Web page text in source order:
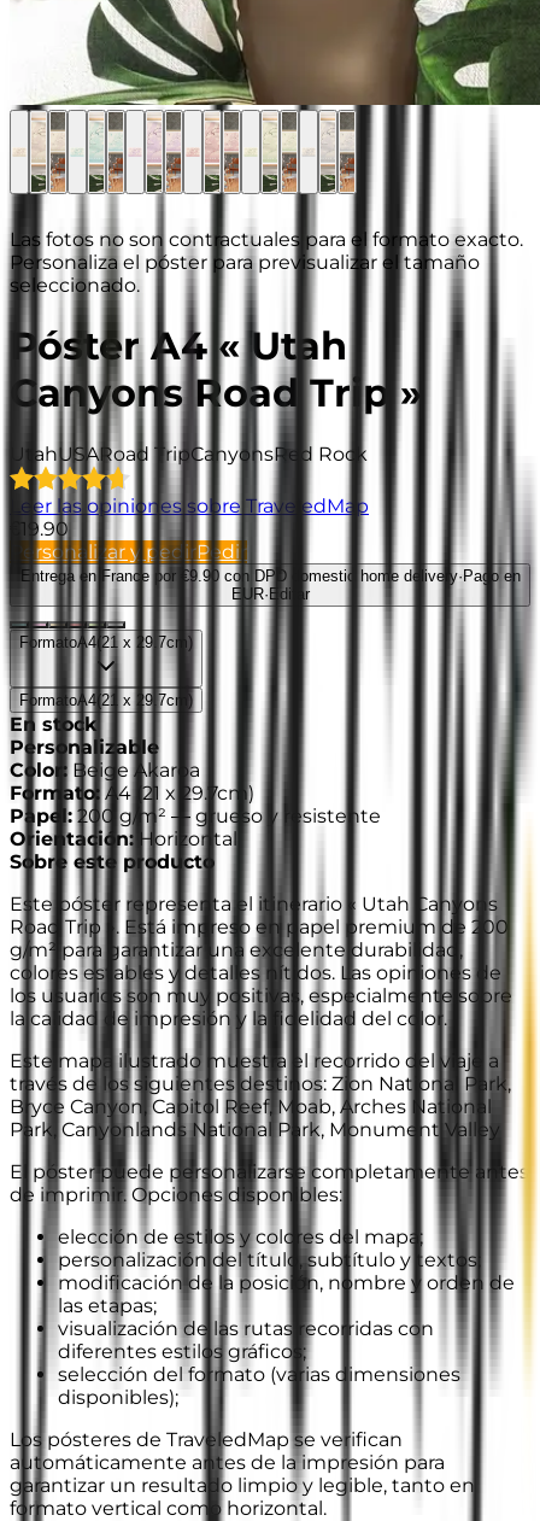
Las fotos no son contractuales para el formato exacto.
Personaliza el póster para previsualizar el tamaño
seleccionado.
Póster A4 « Utah
Canyons Road Trip »
UtahUSARoad TripCanyonsRed Rock
Leer las opiniones sobre TraveledMap
€19.90
Personalizar y pedirPedir
Entrega en France por €9.90 con DPD domestic home delivery· Pago en
EUR· Editar
FormatoA4(21 x 29.7cm)
FormatoA4 (21 x 29.7cm )
En stock
Personalizable
Color : Beige Akaroa
Formato: A4 21 x 29.7cm)
Papel: 200 g/m² — grueso y resistente
Orientación: Horizontal
Sobre este producto
Este póster representa el itinerario « Utah Canyons
Road Trip ». Está impreso en papel premium de 200
g/m² para garantizar una excelente durabilidad,
colores estables y detalles nítidos. Las opiniones de
los usuarios son muy positivas, especialmente sobre
la calidad de impresión y la fidelidad del color.
Este mapa ilustrado muestra el recorrido del viaje a
través de los siguientes destinos: Zion National Park,
Bryce Canyon, Capitol Reef, Moab, Arches National
Park, Canyonlands National Park, Monument Valley
El póster puede personalizarse completamente antes
de imprimir. Opciones disponibles:
elección de estilos y colores del mapa;
personalización del título, subtítulo y textos;
modificación de la posición, nombre y orden de
las etapas;
visualización de las rutas recorridas con
diferentes estilos gráficos;
selección del formato (varias dimensiones
disponibles);
Los pósteres de TraveledMap se verifican
automáticamente antes de la impresión para
garantizar un resultado limpio y legible, tanto en
formato vertical como horizontal.